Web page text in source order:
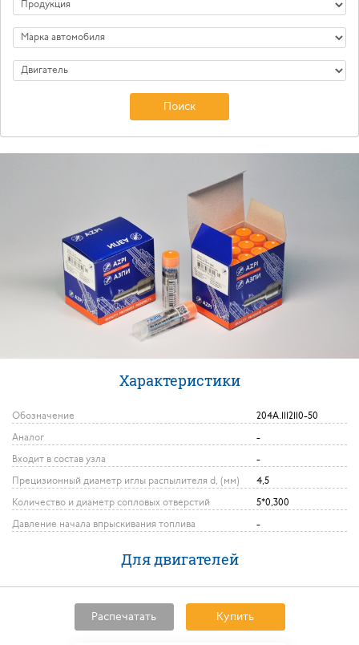
Поиск
Характеристики
Обозначение 204А.1112110-50
Аналог -
Входит в состав узла -
Прецизионный диаметр иглы распылителя d, (мм) 4,5
Количество и диаметр сопловых отверстий 5*0,300
Давление начала впрыскивания топлива -
Для двигателей
Распечатать Купить